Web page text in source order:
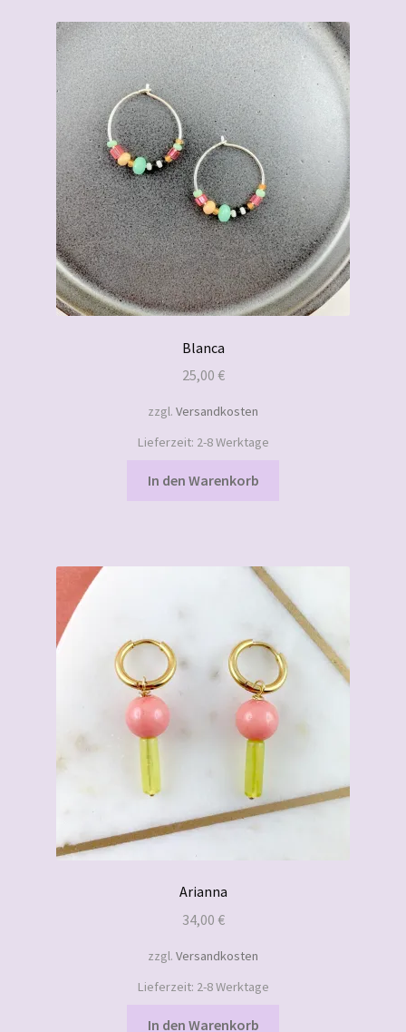
Blanca
25,00 €
zzgl. Versandkosten
Lieferzeit: 2-8 Werktage
In den Warenkorb
Arianna
34,00 €
zzgl. Versandkosten
Lieferzeit: 2-8 Werktage
In den Warenkorb